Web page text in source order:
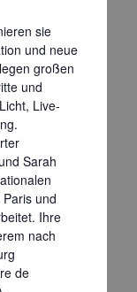
sie
und neue
großen
und
Live-
Sarah
und
Ihre
nach
de